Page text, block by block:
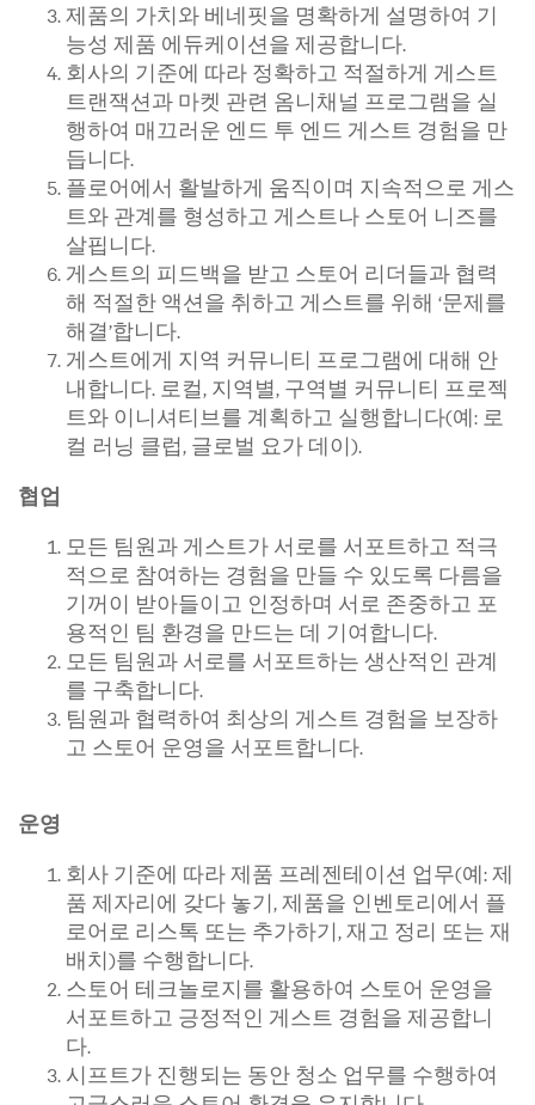
제품의 가치와 베네핏을 명확하게 설명하여 기
능성 제품 에듀케이션을 제공합니다.
회사의 기준에 따라 정확하고 적절하게 게스트
트랜잭션과 마켓 관련 옴니채널 프로그램을 실
행하여 매끄러운 엔드 투 엔드 게스트 경험을 만
듭니다.
플로어에서 활발하게 움직이며 지속적으로 게스
트와 관계를 형성하고 게스트나 스토어 니즈를
살핍니다.
게스트의 피드백을 받고 스토어 리더들과 협력
해 적절한 액션을 취하고 게스트를 위해 ‘문제를
해결’합니다.
게스트에게 지역 커뮤니티 프로그램에 대해 안
내합니다. 로컬, 지역별, 구역별 커뮤니티 프로젝
트와 이니셔티브를 계획하고 실행합니다(예: 로
컬 러닝 클럽, 글로벌 요가 데이).
협업
모든 팀원과 게스트가 서로를 서포트하고 적극
적으로 참여하는 경험을 만들 수 있도록 다름을
기꺼이 받아들이고 인정하며 서로 존중하고 포
용적인 팀 환경을 만드는 데 기여합니다.
모든 팀원과 서로를 서포트하는 생산적인 관계
를 구축합니다.
팀원과 협력하여 최상의 게스트 경험을 보장하
고 스토어 운영을 서포트합니다.
운영
회사 기준에 따라 제품 프레젠테이션 업무(예: 제
품 제자리에 갖다 놓기, 제품을 인벤토리에서 플
로어로 리스톡 또는 추가하기, 재고 정리 또는 재
배치)를 수행합니다.
스토어 테크놀로지를 활용하여 스토어 운영을
서포트하고 긍정적인 게스트 경험을 제공합니
다.
시프트가 진행되는 동안 청소 업무를 수행하여